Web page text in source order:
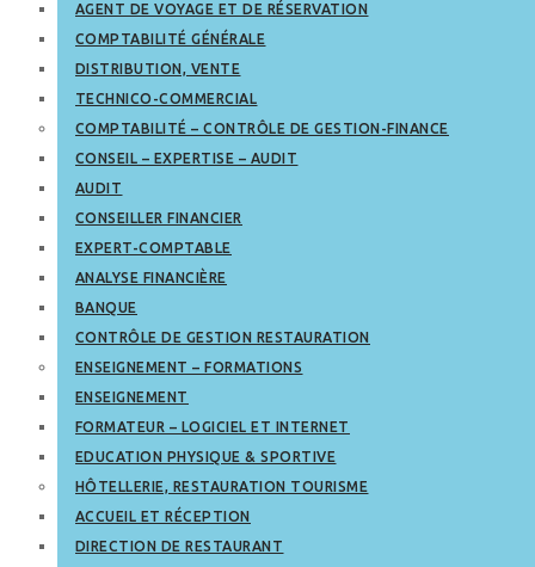
AGENT DE VOYAGE ET DE RÉSERVATION
COMPTABILITÉ GÉNÉRALE
DISTRIBUTION, VENTE
TECHNICO-COMMERCIAL
COMPTABILITÉ – CONTRÔLE DE GESTION-FINANCE
CONSEIL – EXPERTISE – AUDIT
AUDIT
CONSEILLER FINANCIER
EXPERT-COMPTABLE
ANALYSE FINANCIÈRE
BANQUE
CONTRÔLE DE GESTION RESTAURATION
ENSEIGNEMENT – FORMATIONS
ENSEIGNEMENT
FORMATEUR – LOGICIEL ET INTERNET
EDUCATION PHYSIQUE & SPORTIVE
HÔTELLERIE, RESTAURATION TOURISME
ACCUEIL ET RÉCEPTION
DIRECTION DE RESTAURANT